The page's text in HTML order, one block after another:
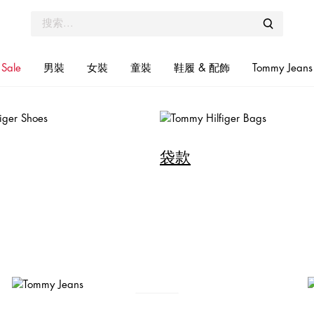
Sale 男裝 女裝 童裝 鞋履 & 配飾 Tommy Jeans
立即選購
袋款